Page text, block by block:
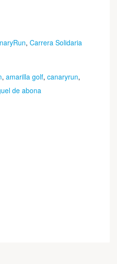
, Carrera Solidaria
, amarilla golf, canaryrun,
de abona